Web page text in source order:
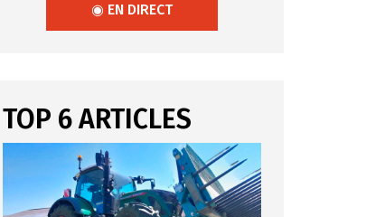
◉ EN DIRECT
TOP 6 ARTICLES